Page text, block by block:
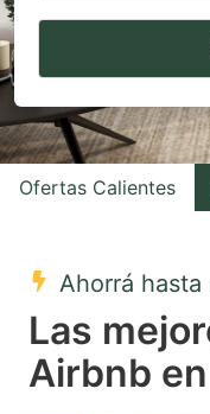
Navigate
to
interact
with
the
select
a
date.
Ofertas Calientes
Ahorrá hasta
Las
Airbnb